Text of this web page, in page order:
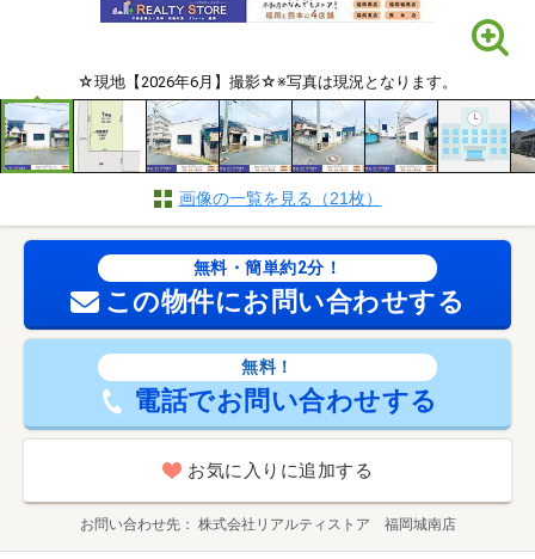
☆現地【2026年6月】撮影☆※写真は現況となります。
画像の一覧を見る（21枚）
無料・簡単約2分！
この物件にお問い合わせする
無料！
電話でお問い合わせする
お気に入りに追加する
お問い合わせ先 株式会社リアルティストア 福岡城南店